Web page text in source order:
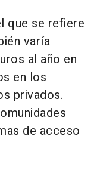
que se refiere
varía
al año en
en los
privados.
de acceso